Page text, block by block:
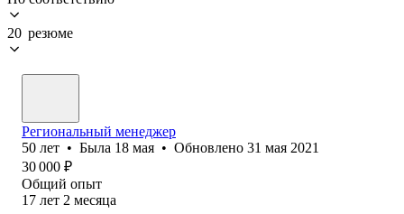
20 резюме
Региональный менеджер
50 лет • Была 18 мая • Обновлено 31 мая 2021
30 000 ₽
Общий опыт
17 лет 2 месяца